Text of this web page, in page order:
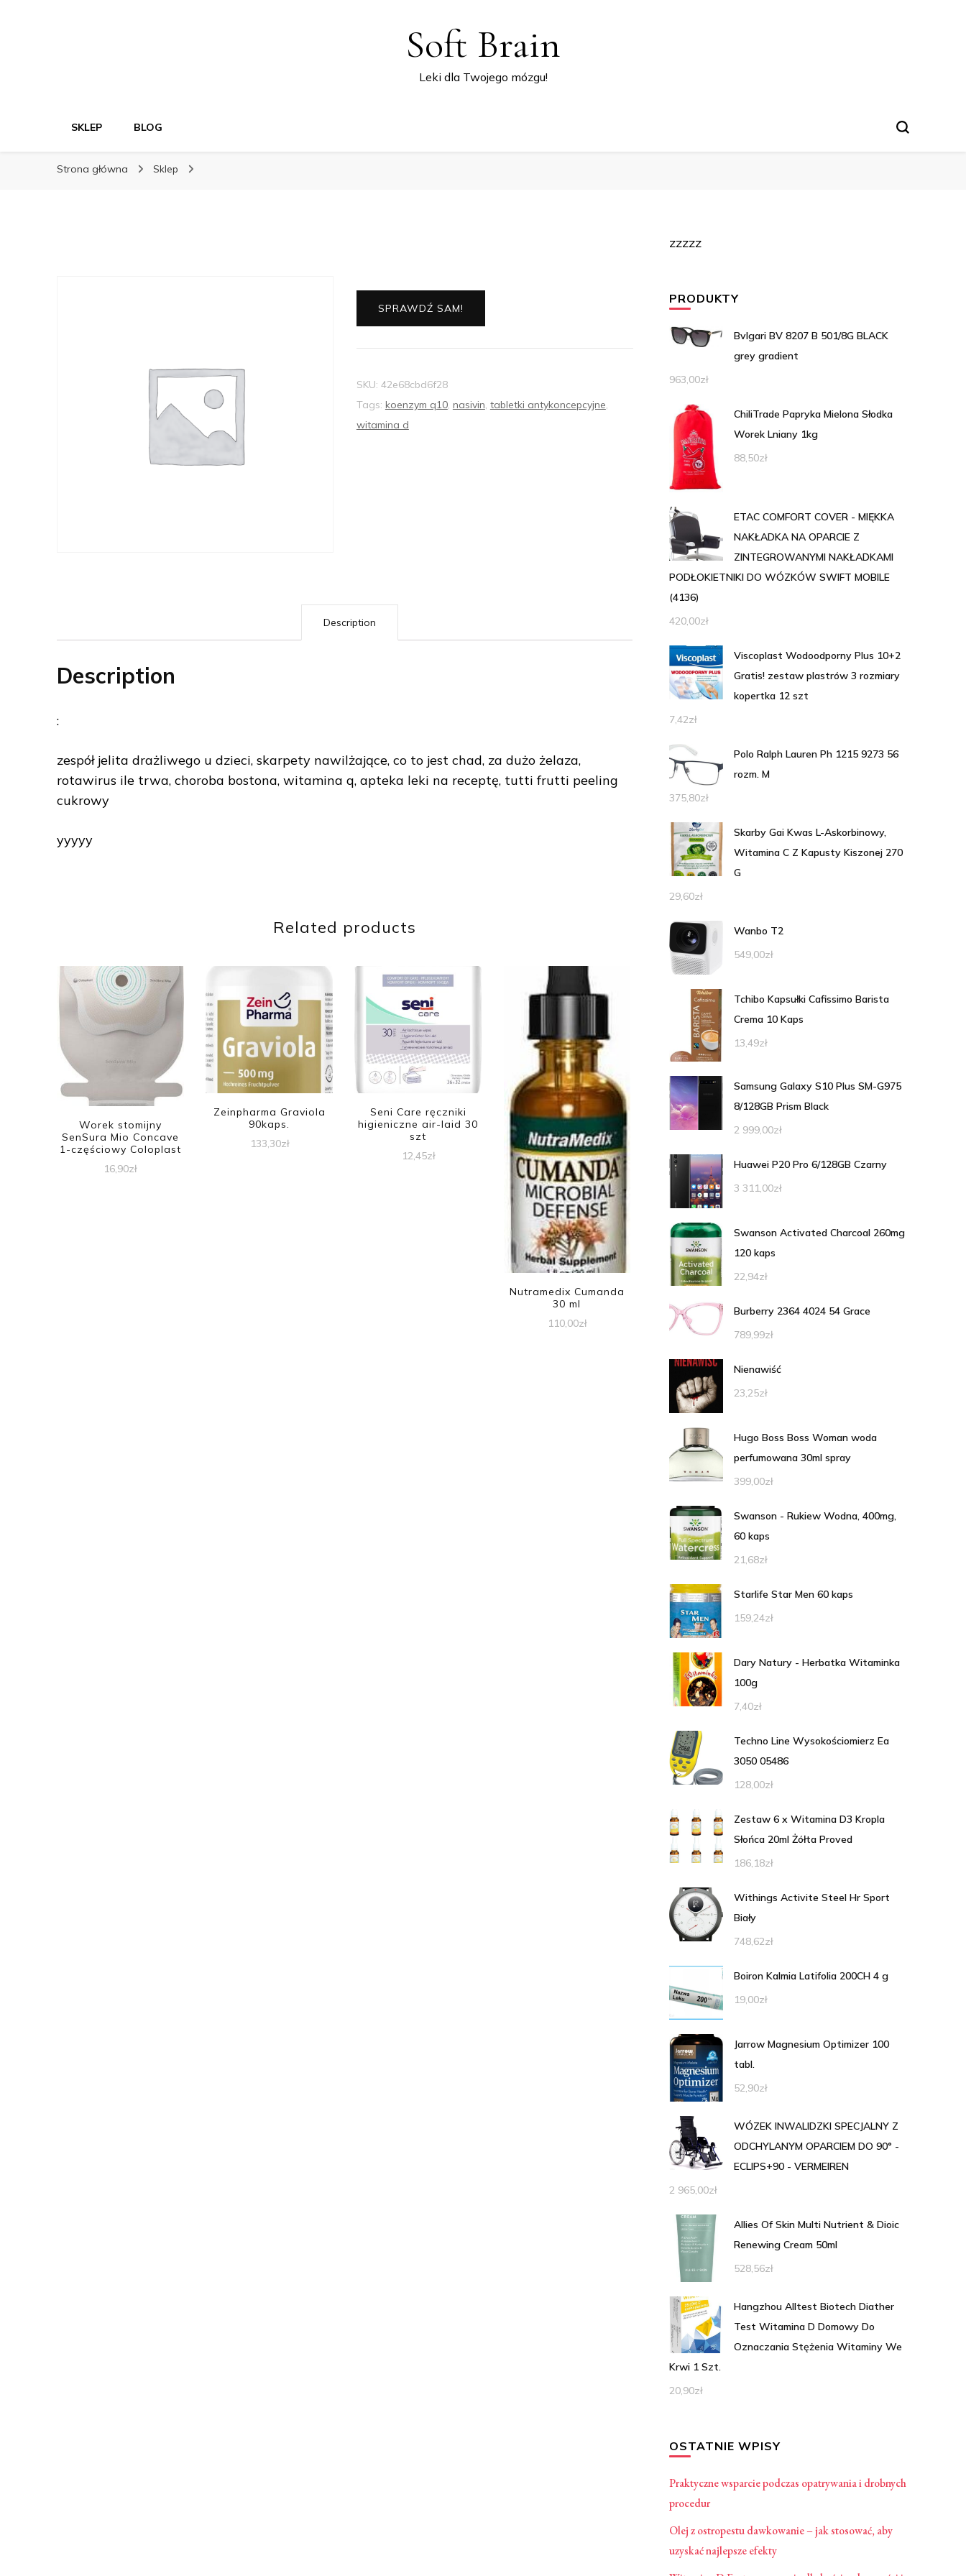
Soft Brain
Leki dla Twojego mózgu!
SKLEP BLOG
Strona główna Sklep
SPRAWDŹ SAM!
SKU: 42e68cbd6f28
Tags: koenzym q10, nasivin, tabletki antykoncepcyjne,
witamina d
Description
Description
:
zespół jelita drażliwego u dzieci, skarpety nawilżające, co to jest chad, za dużo żelaza,
rotawirus ile trwa, choroba bostona, witamina q, apteka leki na receptę, tutti frutti peeling
cukrowy
yyyyy
Related products
Worek stomijny
SenSura Mio Concave
1-częściowy Coloplast
16,90zł
Zeinpharma Graviola
90kaps.
133,30zł
Seni Care ręczniki
higieniczne air-laid 30
szt
12,45zł
Nutramedix Cumanda
30 ml
110,00zł
zzzzz
PRODUKTY
Bvlgari BV 8207 B 501/8G BLACK
grey gradient
963,00zł
ChiliTrade Papryka Mielona Słodka
Worek Lniany 1kg
88,50zł
ETAC COMFORT COVER - MIĘKKA
NAKŁADKA NA OPARCIE Z
ZINTEGROWANYMI NAKŁADKAMI
PODŁOKIETNIKI DO WÓZKÓW SWIFT MOBILE
(4136)
420,00zł
Viscoplast Wodoodporny Plus 10+2
Gratis! zestaw plastrów 3 rozmiary
kopertka 12 szt
7,42zł
Polo Ralph Lauren Ph 1215 9273 56
rozm. M
375,80zł
Skarby Gai Kwas L-Askorbinowy,
Witamina C Z Kapusty Kiszonej 270
G
29,60zł
Wanbo T2
549,00zł
Tchibo Kapsułki Cafissimo Barista
Crema 10 Kaps
13,49zł
Samsung Galaxy S10 Plus SM-G975
8/128GB Prism Black
2 999,00zł
Huawei P20 Pro 6/128GB Czarny
3 311,00zł
Swanson Activated Charcoal 260mg
120 kaps
22,94zł
Burberry 2364 4024 54 Grace
789,99zł
Nienawiść
23,25zł
Hugo Boss Boss Woman woda
perfumowana 30ml spray
399,00zł
Swanson - Rukiew Wodna, 400mg,
60 kaps
21,68zł
Starlife Star Men 60 kaps
159,24zł
Dary Natury - Herbatka Witaminka
100g
7,40zł
Techno Line Wysokościomierz Ea
3050 05486
128,00zł
Zestaw 6 x Witamina D3 Kropla
Słońca 20ml Żółta Proved
186,18zł
Withings Activite Steel Hr Sport
Biały
748,62zł
Boiron Kalmia Latifolia 200CH 4 g
19,00zł
Jarrow Magnesium Optimizer 100
tabl.
52,90zł
WÓZEK INWALIDZKI SPECJALNY Z
ODCHYLANYM OPARCIEM DO 90° -
ECLIPS+90 - VERMEIREN
2 965,00zł
Allies Of Skin Multi Nutrient & Dioic
Renewing Cream 50ml
528,56zł
Hangzhou Alltest Biotech Diather
Test Witamina D Domowy Do
Oznaczania Stężenia Witaminy We
Krwi 1 Szt.
20,90zł
OSTATNIE WPISY
Praktyczne wsparcie podczas opatrywania i drobnych
procedur
Olej z ostropestu dawkowanie – jak stosować, aby
uzyskać najlepsze efekty